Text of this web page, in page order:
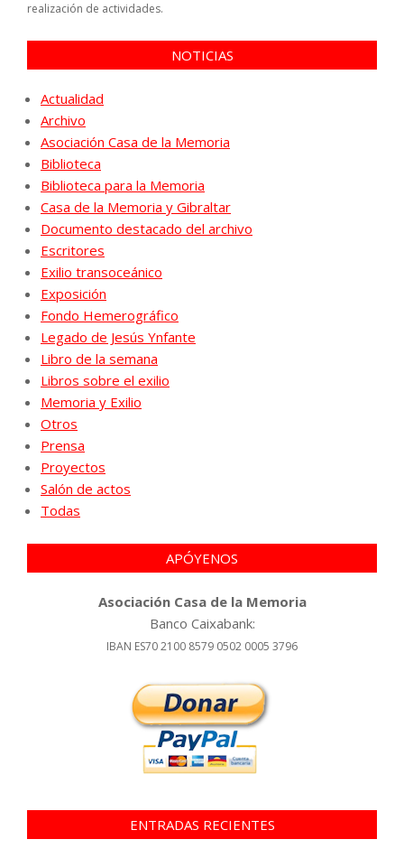
realización de actividades.
NOTICIAS
Actualidad
Archivo
Asociación Casa de la Memoria
Biblioteca
Biblioteca para la Memoria
Casa de la Memoria y Gibraltar
Documento destacado del archivo
Escritores
Exilio transoceánico
Exposición
Fondo Hemerográfico
Legado de Jesús Ynfante
Libro de la semana
Libros sobre el exilio
Memoria y Exilio
Otros
Prensa
Proyectos
Salón de actos
Todas
APÓYENOS
Asociación Casa de la Memoria
Banco Caixabank:
IBAN ES70 2100 8579 0502 0005 3796
ENTRADAS RECIENTES